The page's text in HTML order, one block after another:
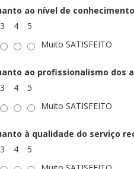
ao nível de
3 4
5
Muito SATISFEITO
ao profissionalismo dos
3 4
5
Muito SATISFEITO
à qualidade do serviço
3 4
5